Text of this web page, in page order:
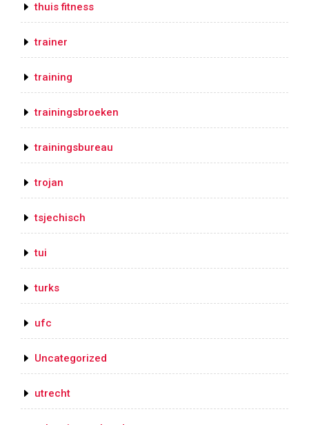
thuis fitness
trainer
training
trainingsbroeken
trainingsbureau
trojan
tsjechisch
tui
turks
ufc
Uncategorized
utrecht